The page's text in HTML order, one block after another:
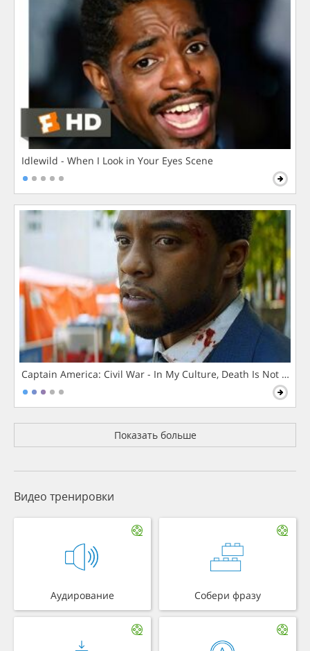
Idlewild - When I Look in Your Eyes Scene
Captain America: Civil War - In My Culture, Death Is Not The
Показать больше
Видео тренировки
Аудирование Собери фразу